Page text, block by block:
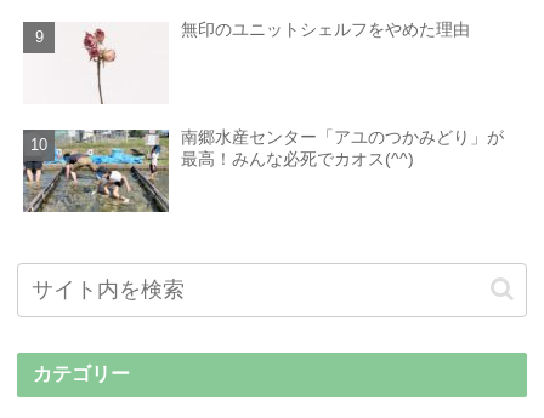
無印のユニットシェルフをやめた理由
南郷水産センター「アユのつかみどり」が
最高！みんな必死でカオス(^^)
カテゴリー